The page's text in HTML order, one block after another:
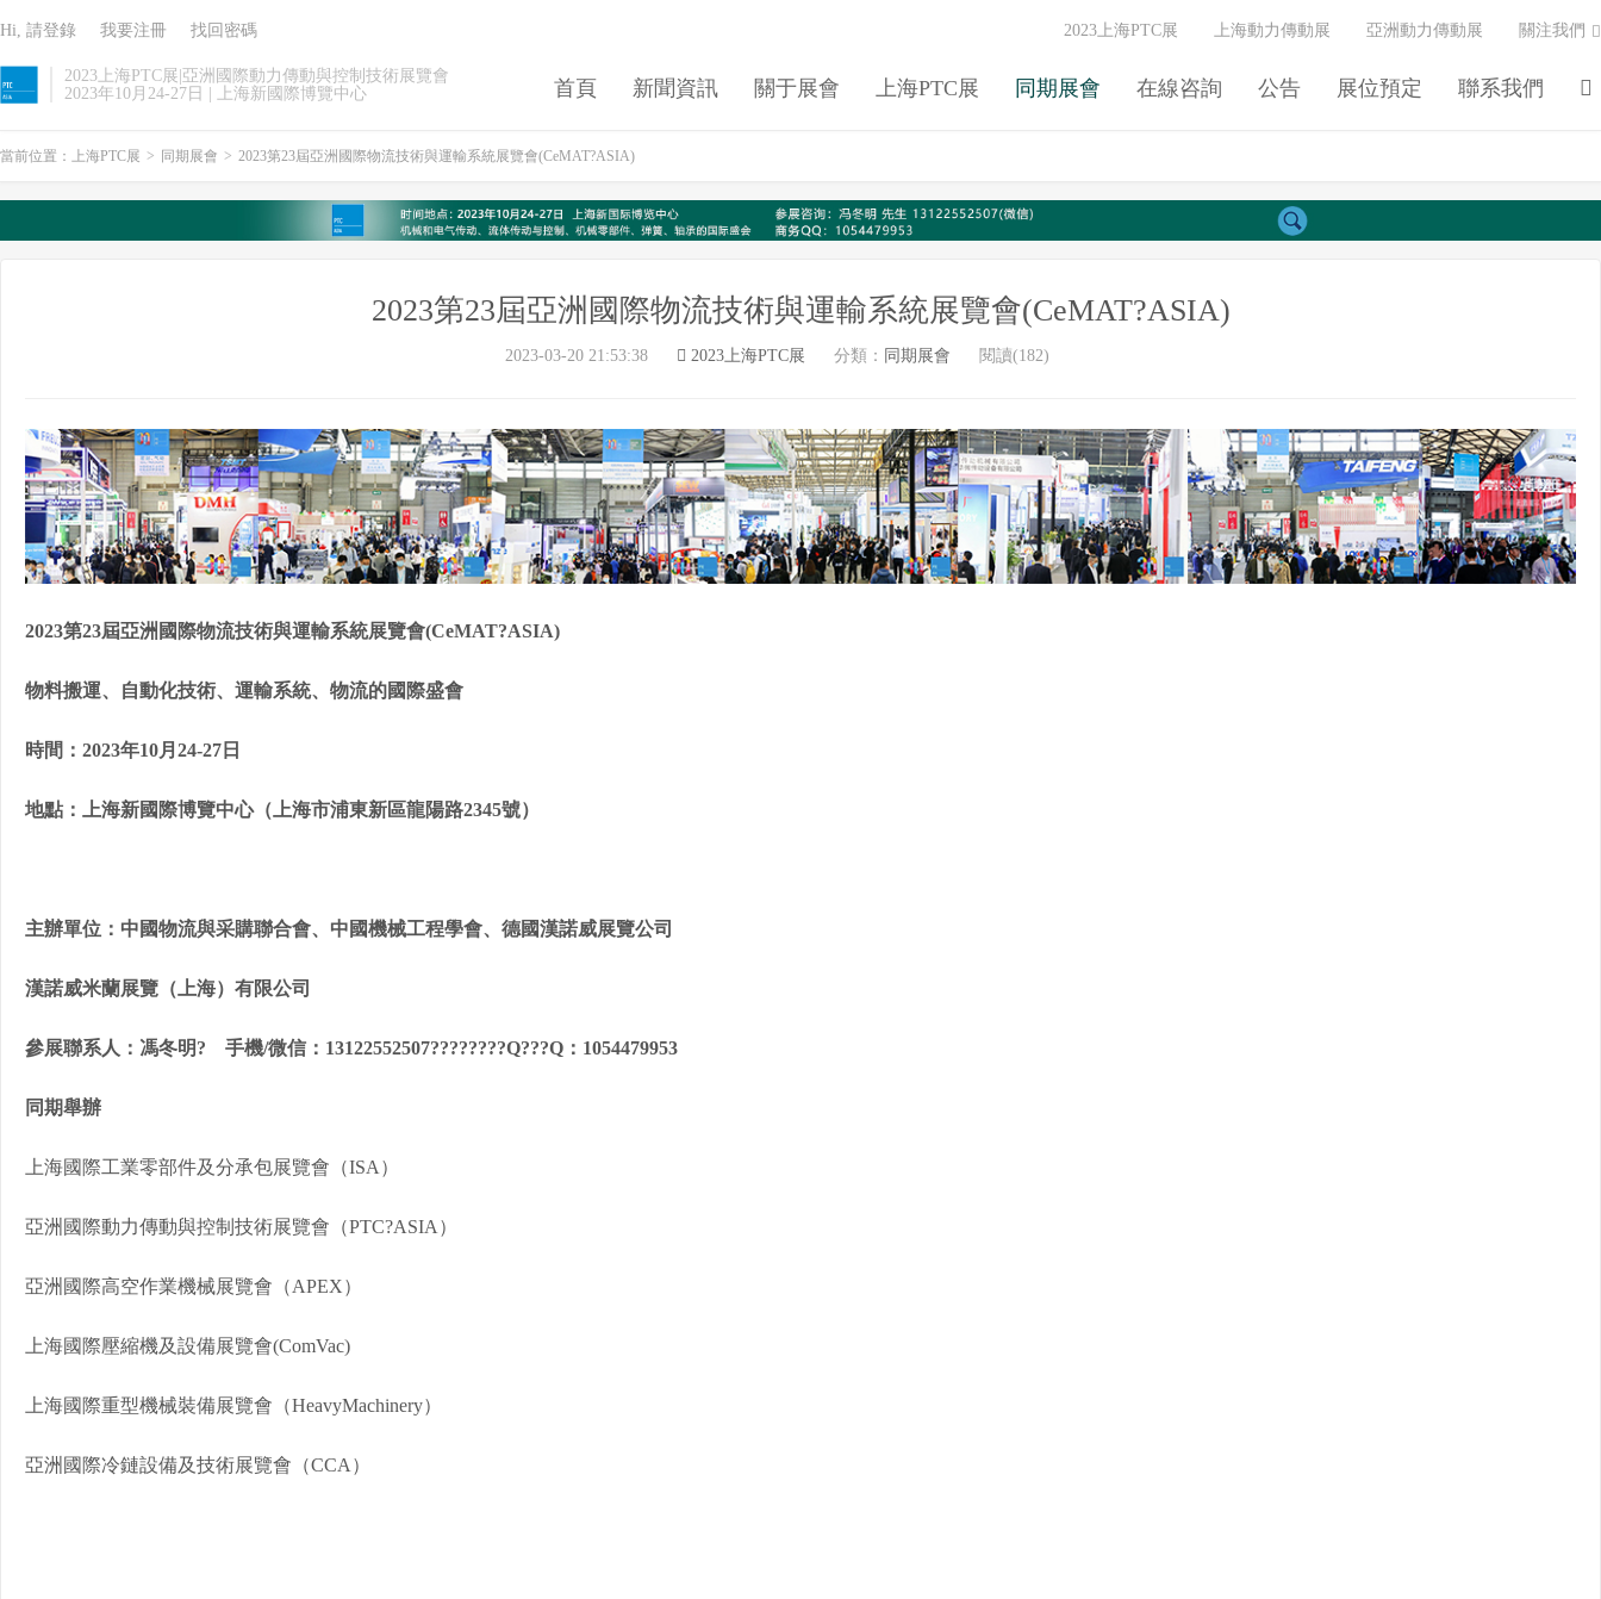
2023上海PTC展|亞洲國際動力傳動與控制技術展覽會
2023年10月24-27日 | 上海新國際博覽中心
首頁 新聞資訊 關于展會 上海PTC展 同期展會 在線咨詢 公告 展位預定 聯系我們
2023上海PTC展 上海動力傳動展 亞洲動力傳動展 關注我們
Hi, 請登錄 我要注冊 找回密碼
當前位置： 上海PTC展 > 同期展會 > 2023第23屆亞洲國際物流技術與運輸系統展覽會(CeMAT?ASIA)
2023第23屆亞洲國際物流技術與運輸系統展覽會(CeMAT?ASIA)
2023-03-20 21:53:38 2023上海PTC展 分類： 同期展會 閱讀(182)
2023第23屆亞洲國際物流技術與運輸系統展覽會(CeMAT?ASIA)
物料搬運、自動化技術、運輸系統、物流的國際盛會
時間：2023年10月24-27日
地點：上海新國際博覽中心（上海市浦東新區龍陽路2345號）
主辦單位： 中國物流與采購聯合會、中國機械工程學會、德國漢諾威展覽公司
漢諾威米蘭展覽（上海）有限公司
參展聯系人：馮冬明? 手機/微信：13122552507????????Q???Q：1054479953
同期舉辦
上海國際工業零部件及分承包展覽會（ISA）
亞洲國際動力傳動與控制技術展覽會（PTC?ASIA）
亞洲國際高空作業機械展覽會（APEX）
上海國際壓縮機及設備展覽會(ComVac)
上海國際重型機械裝備展覽會（HeavyMachinery）
亞洲國際冷鏈設備及技術展覽會（CCA）